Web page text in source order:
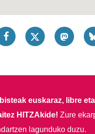
euskaraz, libre
HITZAkide! Zure
lagunduko duzu.